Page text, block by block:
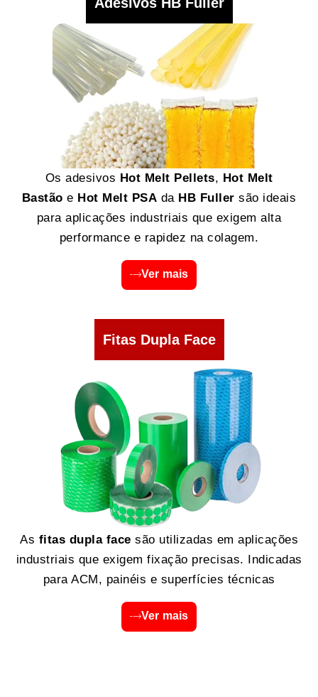
Os adesivos Hot Melt Pellets, Hot Melt
Bastão e Hot Melt PSA da HB Fuller são ideais
para aplicações industriais que exigem alta
performance e rapidez na colagem.
Ver mais
Fitas Dupla Face
As fitas dupla face são utilizadas em aplicações
industriais que exigem fixação precisas. Indicadas
para ACM, painéis e superfícies técnicas
Ver mais